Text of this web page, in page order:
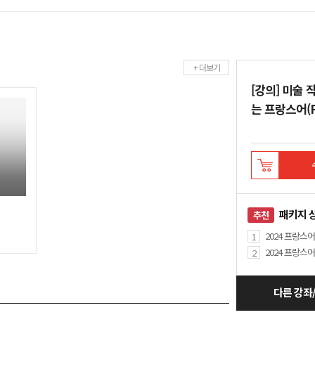
[강의] 미술
는 프랑스어
추천 패키지
1
2024 프랑스어
2
2024 프랑스
다른 강
+ 더보기